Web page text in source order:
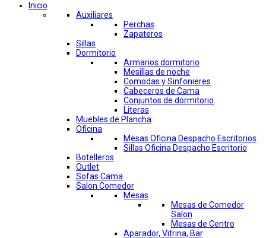
Inicio
Auxiliares
Perchas
Zapateros
Sillas
Dormitorio
Armarios dormitorio
Mesillas de noche
Comodas y Sinfonieres
Cabeceros de Cama
Conjuntos de dormitorio
Literas
Muebles de Plancha
Oficina
Mesas Oficina Despacho Escritorios
Sillas Oficina Despacho Escritorio
Botelleros
Outlet
Sofas Cama
Salon Comedor
Mesas
Mesas de Comedor
Salon
Mesas de Centro
Aparador, Vitrina, Bar